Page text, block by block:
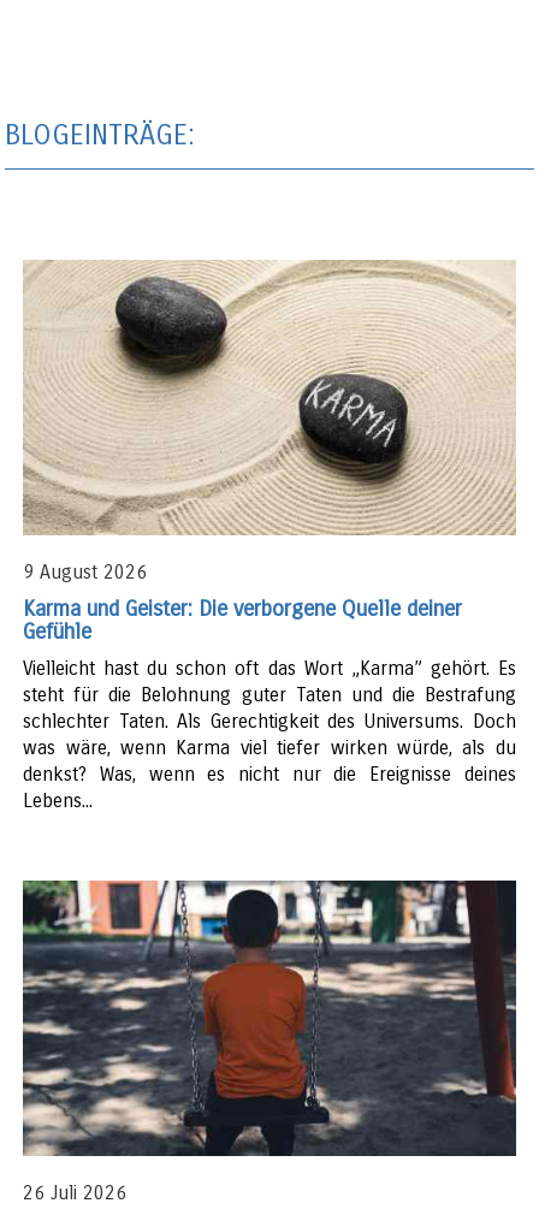
BLOGEINTRÄGE:
9 August 2026
Karma und Geister: Die verborgene Quelle deiner
Gefühle
Vielleicht hast du schon oft das Wort „Karma” gehört. Es
steht für die Belohnung guter Taten und die Bestrafung
schlechter Taten. Als Gerechtigkeit des Universums. Doch
was wäre, wenn Karma viel tiefer wirken würde, als du
denkst? Was, wenn es nicht nur die Ereignisse deines
Lebens...
26 Juli 2026